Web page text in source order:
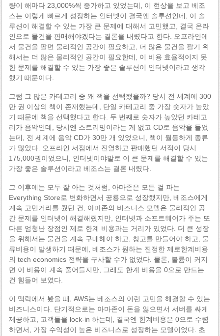
량이 해마다 23,000%씩 증가하고 있었는데, 이 현상을 보고 베조
스는 이렇게 빠르게 성장하는 인터넷이 결국엔 솔루션인데, 이 솔
루션이 해결할 수 있는 가장 큰 문제에 대해서 고민했고, 결국 온라
인으로 물건을 판매해야겠다는 결론을 내렸다고 한다. 오프라인에
서 물건을 팔면 물리적인 공간이 필요하고, 더 많은 물건을 팔기 위
해서는 더 많은 물리적인 공간이 필요한데, 이 비용 효율적이지 못
한 문제를 해결할 수 있는 가장 좋은 솔루션이 인터넷이라고 생각
했기 때문이다.
그럼 그 많은 카테고리 중 왜 책을 선택했을까? 당시 전 세계에 300
만 권 이상의 책이 존재했는데, 단일 카테고리 중 가장 숫자가 높았
기 때문에 책을 선택했다고 한다. 두 번째로 숫자가 높았던 카테고
리가 음악인데, 당시엔 스트리밍이라는 게 없고 CD로 음악을 들었
는데, 전 세계에 음악 CD가 30만 개 있었으니, 책이 월등하게 종류
가 많았다. 오프라인 서점에서 진열하고 판매했던 서적이 당시
175,000권이었으니, 인터넷이야말로 이 큰 문제를 해결할 수 있는
가장 좋은 솔루션이라고 베조스는 결론 내렸다.
그 이후에는 모두 잘 아는 것처럼, 아마존은 모든 걸 파는
Everything Store로 변화하면서 공룡으로 성장했지만, 베조스에게
계속 고민거리를 줬던 건, 아마존의 비즈니스 모델은 물리적인 공
간 문제를 인터넷이 해결해줬지만, 인터넷과 소프트웨어가 주는 또
다른 엄청난 장점인 제로 한계 비용과는 거리가 있었다. 더 큰 성장
을 위해서는 물건을 계속 구매해야 하고, 창고를 만들어야 하고, 물
류비용이 발생하기 때문에, 베조스가 원하는 진정한 제로한계비용
의 tech economics 전략을 구사할 수가 없었다. 물론, 볼륨이 커지
면 이 비용이 계속 줄어들지만, 그래도 한계 비용을 0으로 만드는
건 힘들어 보였다.
이 맥락에서 봤을 때, AWS는 베조스의 이런 고민을 해결할 수 있는
비즈니스이다. 단기적으로는 아마존이 돈을 잃으면서 서버를 싸게
제공하고, 고객들을 lock-in 하는데, 결국엔 한계비용은 0으로 수렴
하면서, 가장 수익성이 높은 비즈니스로 성장하는 모델이었다. 초